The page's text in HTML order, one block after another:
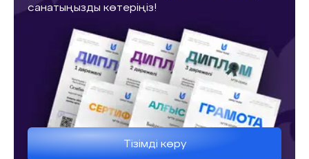
санатыңызды көтеріңіз!
Тізімді көру